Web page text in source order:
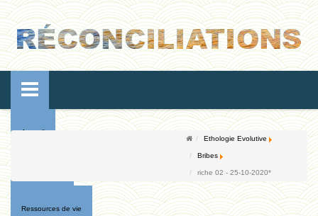
Accueil
Ressources de vie
Ethologie Evolutive
Bribes
riche 02 - 25-10-2020*